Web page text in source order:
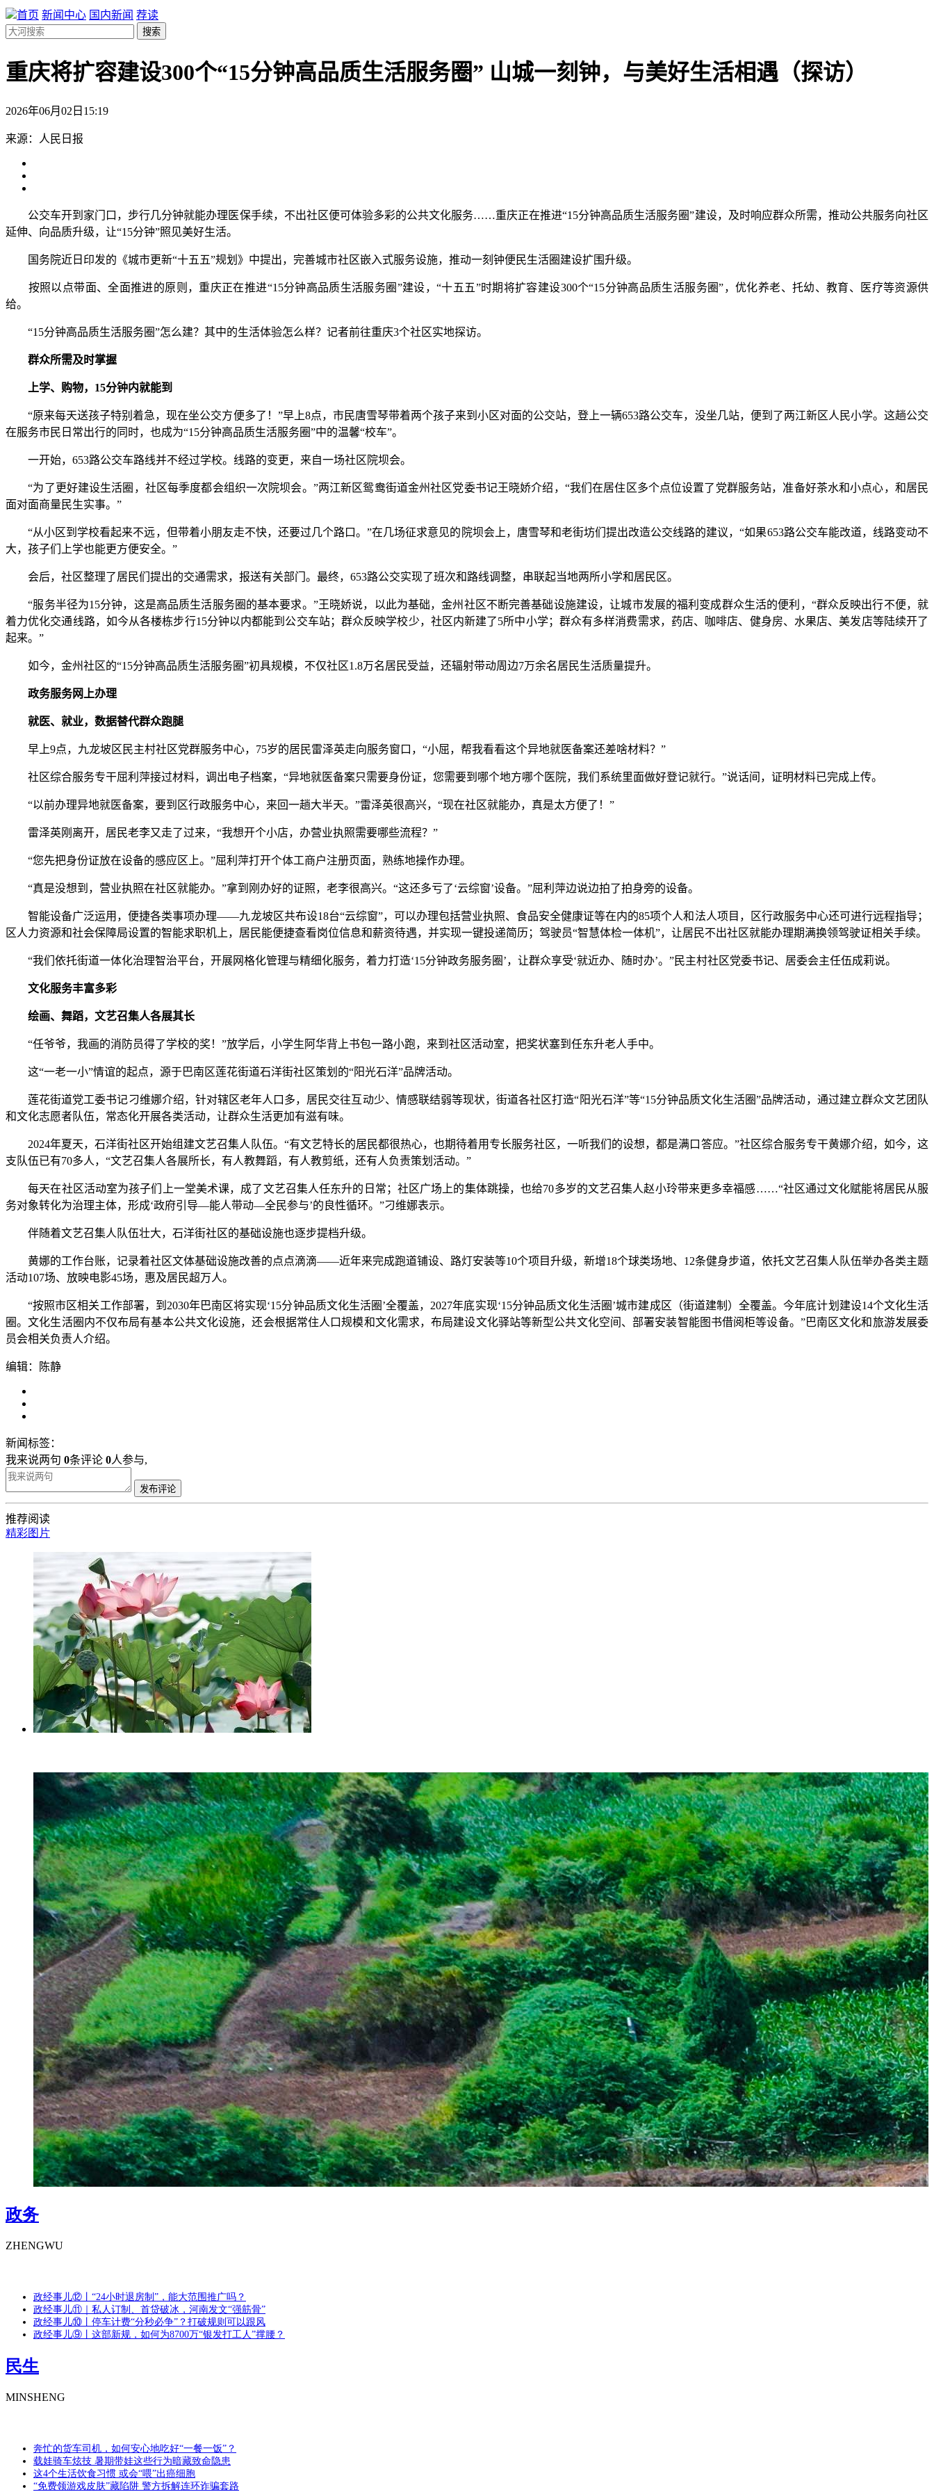
首页 新闻中心 国内新闻 荐读
搜索
重庆将扩容建设300个“15分钟高品质生活服务圈” 山城一刻钟，与美好生活相遇（探访）
2026年06月02日15:19
来源：人民日报
公交车开到家门口，步行几分钟就能办理医保手续，不出社区便可体验多彩的公共文化服务……重庆正在推进“15分钟高品质生活服务圈”建设，及时响应群众所需，推动公共服务向社区
延伸、向品质升级，让“15分钟”照见美好生活。
国务院近日印发的《城市更新“十五五”规划》中提出，完善城市社区嵌入式服务设施，推动一刻钟便民生活圈建设扩围升级。
按照以点带面、全面推进的原则，重庆正在推进“15分钟高品质生活服务圈”建设，“十五五”时期将扩容建设300个“15分钟高品质生活服务圈”，优化养老、托幼、教育、医疗等资源供
给。
“15分钟高品质生活服务圈”怎么建？其中的生活体验怎么样？记者前往重庆3个社区实地探访。
群众所需及时掌握
上学、购物，15分钟内就能到
“原来每天送孩子特别着急，现在坐公交方便多了！”早上8点，市民唐雪琴带着两个孩子来到小区对面的公交站，登上一辆653路公交车，没坐几站，便到了两江新区人民小学。这趟公交
在服务市民日常出行的同时，也成为“15分钟高品质生活服务圈”中的温馨“校车”。
一开始，653路公交车路线并不经过学校。线路的变更，来自一场社区院坝会。
“为了更好建设生活圈，社区每季度都会组织一次院坝会。”两江新区鸳鸯街道金州社区党委书记王晓娇介绍，“我们在居住区多个点位设置了党群服务站，准备好茶水和小点心，和居民
面对面商量民生实事。”
“从小区到学校看起来不远，但带着小朋友走不快，还要过几个路口。”在几场征求意见的院坝会上，唐雪琴和老街坊们提出改造公交线路的建议，“如果653路公交车能改道，线路变动不
大，孩子们上学也能更方便安全。”
会后，社区整理了居民们提出的交通需求，报送有关部门。最终，653路公交实现了班次和路线调整，串联起当地两所小学和居民区。
“服务半径为15分钟，这是高品质生活服务圈的基本要求。”王晓娇说，以此为基础，金州社区不断完善基础设施建设，让城市发展的福利变成群众生活的便利，“群众反映出行不便，就
着力优化交通线路，如今从各楼栋步行15分钟以内都能到公交车站；群众反映学校少，社区内新建了5所中小学；群众有多样消费需求，药店、咖啡店、健身房、水果店、美发店等陆续开了
起来。”
如今，金州社区的“15分钟高品质生活服务圈”初具规模，不仅社区1.8万名居民受益，还辐射带动周边7万余名居民生活质量提升。
政务服务网上办理
就医、就业，数据替代群众跑腿
早上9点，九龙坡区民主村社区党群服务中心，75岁的居民雷泽英走向服务窗口，“小屈，帮我看看这个异地就医备案还差啥材料？”
社区综合服务专干屈利萍接过材料，调出电子档案，“异地就医备案只需要身份证，您需要到哪个地方哪个医院，我们系统里面做好登记就行。”说话间，证明材料已完成上传。
“以前办理异地就医备案，要到区行政服务中心，来回一趟大半天。”雷泽英很高兴，“现在社区就能办，真是太方便了！”
雷泽英刚离开，居民老李又走了过来，“我想开个小店，办营业执照需要哪些流程？”
“您先把身份证放在设备的感应区上。”屈利萍打开个体工商户注册页面，熟练地操作办理。
“真是没想到，营业执照在社区就能办。”拿到刚办好的证照，老李很高兴。“这还多亏了‘云综窗’设备。”屈利萍边说边拍了拍身旁的设备。
智能设备广泛运用，便捷各类事项办理——九龙坡区共布设18台“云综窗”，可以办理包括营业执照、食品安全健康证等在内的85项个人和法人项目，区行政服务中心还可进行远程指导；
区人力资源和社会保障局设置的智能求职机上，居民能便捷查看岗位信息和薪资待遇，并实现一键投递简历；驾驶员“智慧体检一体机”，让居民不出社区就能办理期满换领驾驶证相关手续。
“我们依托街道一体化治理智治平台，开展网格化管理与精细化服务，着力打造‘15分钟政务服务圈’，让群众享受‘就近办、随时办’。”民主村社区党委书记、居委会主任伍成莉说。
文化服务丰富多彩
绘画、舞蹈，文艺召集人各展其长
“任爷爷，我画的消防员得了学校的奖！”放学后，小学生阿华背上书包一路小跑，来到社区活动室，把奖状塞到任东升老人手中。
这“一老一小”情谊的起点，源于巴南区莲花街道石洋街社区策划的“阳光石洋”品牌活动。
莲花街道党工委书记刁维娜介绍，针对辖区老年人口多，居民交往互动少、情感联结弱等现状，街道各社区打造“阳光石洋”等“15分钟品质文化生活圈”品牌活动，通过建立群众文艺团队
和文化志愿者队伍，常态化开展各类活动，让群众生活更加有滋有味。
2024年夏天，石洋街社区开始组建文艺召集人队伍。“有文艺特长的居民都很热心，也期待着用专长服务社区，一听我们的设想，都是满口答应。”社区综合服务专干黄娜介绍，如今，这
支队伍已有70多人，“文艺召集人各展所长，有人教舞蹈，有人教剪纸，还有人负责策划活动。”
每天在社区活动室为孩子们上一堂美术课，成了文艺召集人任东升的日常；社区广场上的集体跳操，也给70多岁的文艺召集人赵小玲带来更多幸福感……“社区通过文化赋能将居民从服
务对象转化为治理主体，形成‘政府引导—能人带动—全民参与’的良性循环。”刁维娜表示。
伴随着文艺召集人队伍壮大，石洋街社区的基础设施也逐步提档升级。
黄娜的工作台账，记录着社区文体基础设施改善的点点滴滴——近年来完成跑道铺设、路灯安装等10个项目升级，新增18个球类场地、12条健身步道，依托文艺召集人队伍举办各类主题
活动107场、放映电影45场，惠及居民超万人。
“按照市区相关工作部署，到2030年巴南区将实现‘15分钟品质文化生活圈’全覆盖，2027年底实现‘15分钟品质文化生活圈’城市建成区（街道建制）全覆盖。今年底计划建设14个文化生活
圈。文化生活圈内不仅布局有基本公共文化设施，还会根据常住人口规模和文化需求，布局建设文化驿站等新型公共文化空间、部署安装智能图书借阅柜等设备。”巴南区文化和旅游发展委
员会相关负责人介绍。
编辑：陈静
新闻标签：
我来说两句 0条评论 0人参与,
发布评论
推荐阅读